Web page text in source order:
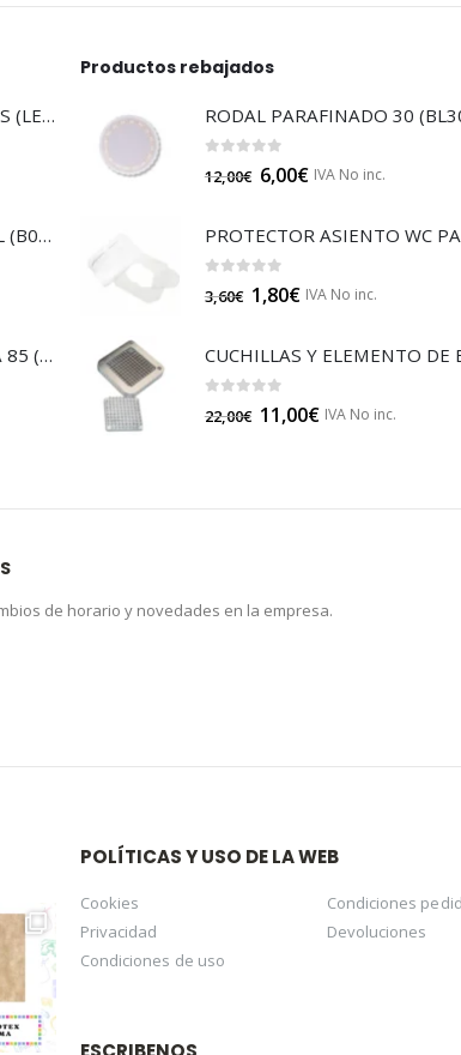
BOTELLA ECOFOAM MULTISUELOS (LECOF12)
BOLSA BASURA INDUSTRIAL AZUL (B014A)
BOLSA BASURA INDUSTRIAL ROJA 85 (B014)
Productos rebajados
RODAL PARAFINADO 30
out of 5
12,00€ 6,00€ IVA No inc.
out of 5
3,60€ 1,80€ IVA No inc.
out of 5
22,00€ 11,00€ IVA No inc.
de horario y novedades en la empresa.
POLÍTICAS Y USO DE LA WEB
Cookies
Privacidad
Condiciones de uso
Condiciones
Devoluciones